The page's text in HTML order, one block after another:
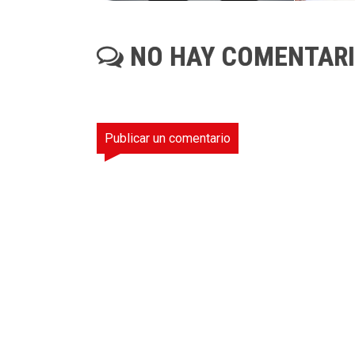
NO HAY
Publicar un comentario